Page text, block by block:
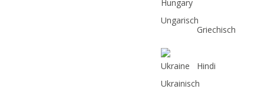
Ungarisch
Ukrainisch
Griechisch
Hindi